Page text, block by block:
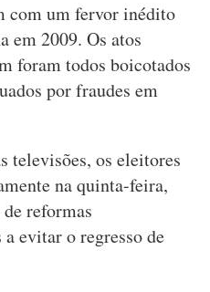
com um fervor inédito
em 2009. Os atos
foram todos boicotados
por fraudes em
televisões, os eleitores
na quinta-feira,
reformas
evitar o regresso de